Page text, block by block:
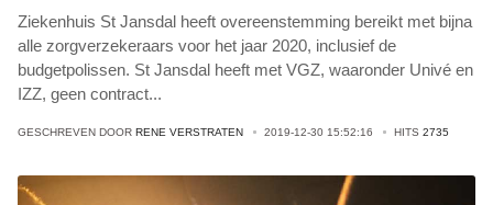
Ziekenhuis St Jansdal heeft overeenstemming bereikt met bijna
alle zorgverzekeraars voor het jaar 2020, inclusief de
budgetpolissen. St Jansdal heeft met VGZ, waaronder Univé en
IZZ, geen contract...
GESCHREVEN DOOR RENE VERSTRATEN 2019-12-30 15:52:16 HITS 2735